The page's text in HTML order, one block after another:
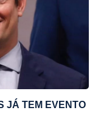
JÁ TEM EVENTO